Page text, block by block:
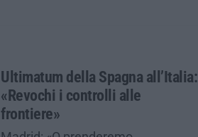
Ultimatum della Spagna all’Italia:
«Revochi i controlli alle
frontiere»